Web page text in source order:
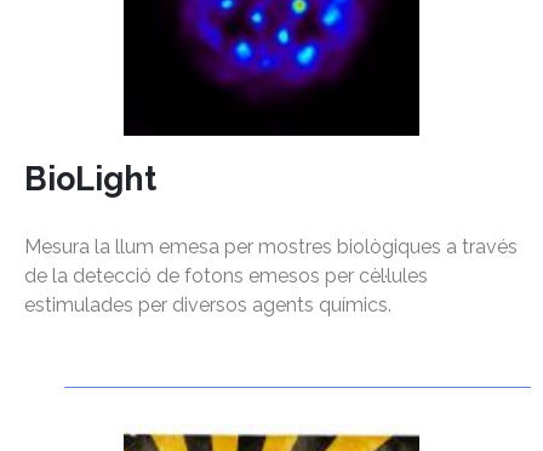
BioLight
Mesura la llum emesa per mostres biològiques a través
de la detecció de fotons emesos per cèl·lules
estimulades per diversos agents químics.